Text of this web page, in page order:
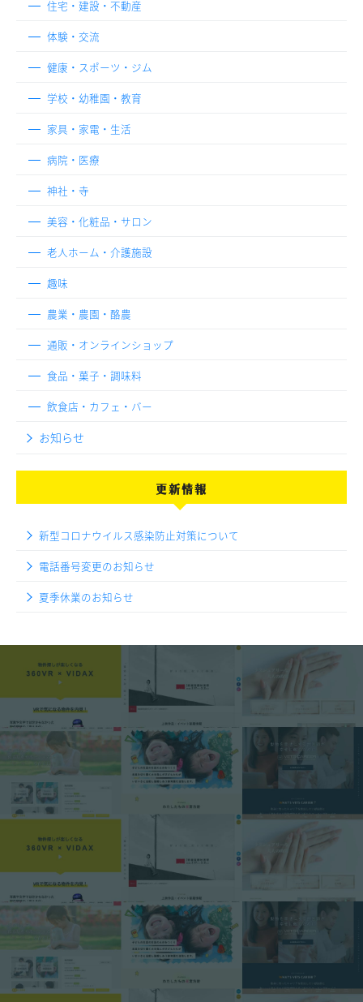
住宅・建設・不動産
体験・交流
健康・スポーツ・ジム
学校・幼稚園・教育
家具・家電・生活
病院・医療
神社・寺
美容・化粧品・サロン
老人ホーム・介護施設
趣味
農業・農園・酪農
通販・オンラインショップ
食品・菓子・調味料
飲食店・カフェ・バー
お知らせ
更新情報
新型コロナウイルス感染防止対策について
電話番号変更のお知らせ
夏季休業のお知らせ